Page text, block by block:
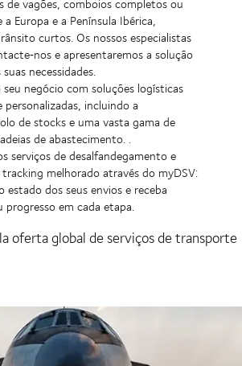
vagões, comboios completos ou
Europa e a Península Ibérica,
curtos. Os nossos especialistas
e apresentaremos a solução
necessidades.
negócio com soluções logísticas
incluindo a
de stocks e uma vasta gama de
de abastecimento. .
serviços de desalfandegamento e
melhorado através do myDSV:
dos seus envios e receba
progresso em cada etapa.
oferta global de serviços de transporte